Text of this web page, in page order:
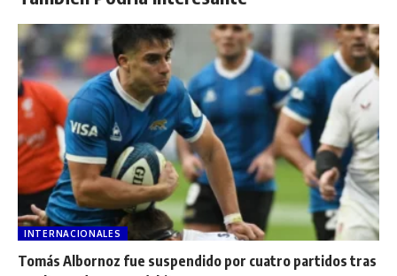
INTERNACIONALES
Tomás Albornoz fue suspendido por cuatro partidos tras